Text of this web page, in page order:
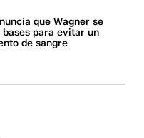
que Wagner se
para evitar un
de sangre